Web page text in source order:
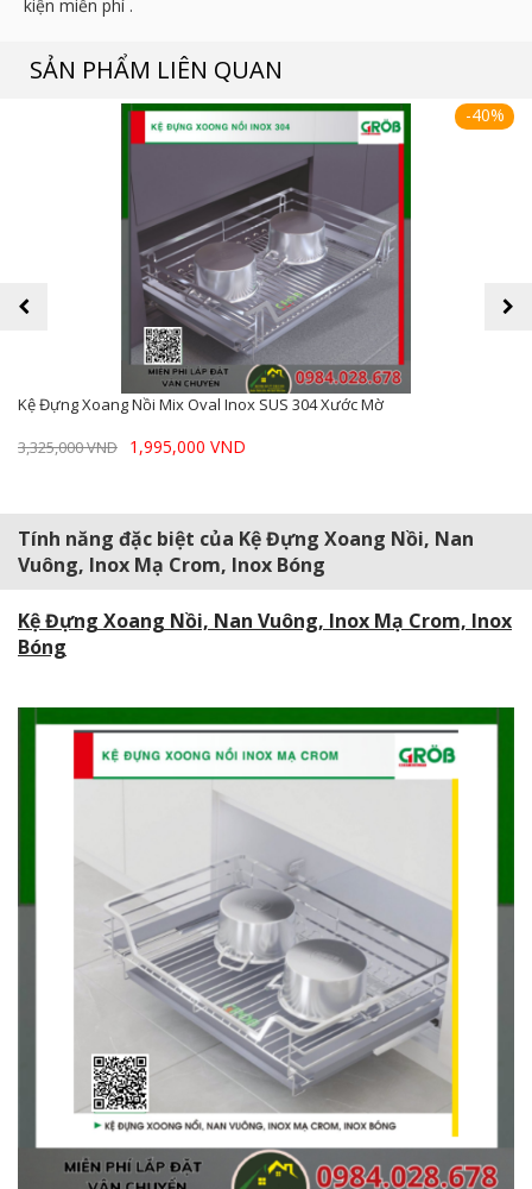
kiện miễn phí .
SẢN PHẨM LIÊN QUAN
-40%
Kệ Đựng Xoang Nồi Mix Oval Inox SUS 304 Xước Mờ
3,325,000 VND
1,995,000 VND
prev next
Tính năng đặc biệt của Kệ Đựng Xoang Nồi, Nan
Vuông, Inox Mạ Crom, Inox Bóng
Kệ Đựng Xoang Nồi, Nan Vuông, Inox Mạ Crom, Inox
Bóng